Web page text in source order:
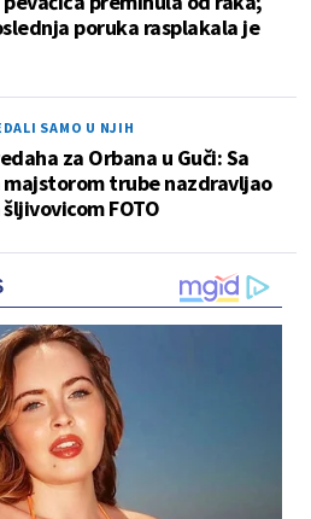
poruka rasplakala je
SAMO U NJIH
za Orbana u Guči: Sa
majstorom trube nazdravljao
FOTO